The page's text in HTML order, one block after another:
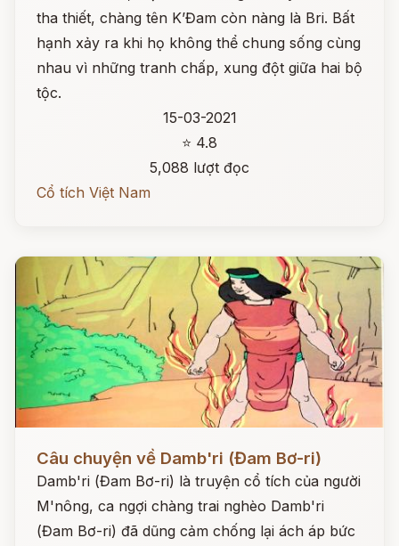
tha thiết, chàng tên K’Đam còn nàng là Bri. Bất
hạnh xảy ra khi họ không thể chung sống cùng
nhau vì những tranh chấp, xung đột giữa hai bộ
tộc.
15-03-2021
⭐ 4.8
5,088 lượt đọc
Cổ tích Việt Nam
Câu chuyện về Damb'ri (Đam Bơ-ri)
Damb'ri (Đam Bơ-ri) là truyện cổ tích của người
M'nông, ca ngợi chàng trai nghèo Damb'ri
(Đam Bơ-ri) đã dũng cảm chống lại ách áp bức